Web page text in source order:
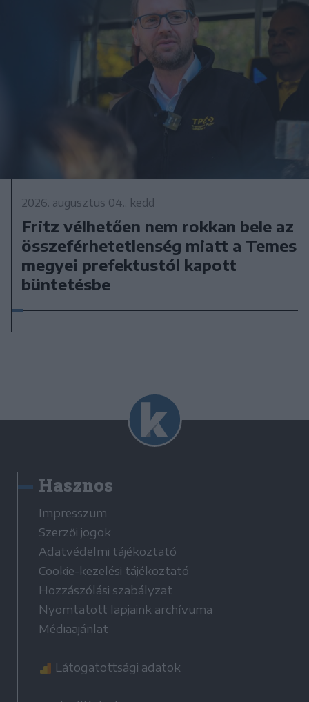
2026. augusztus 04., kedd
Fritz vélhetően nem rokkan bele az
összeférhetetlenség miatt a Temes
megyei prefektustól kapott
büntetésbe
Hasznos
Impresszum
Szerzői jogok
Adatvédelmi tájékoztató
Cookie-kezelési tájékoztató
Hozzászólási szabályzat
Nyomtatott lapjaink archívuma
Médiaajánlat
Látogatottsági adatok